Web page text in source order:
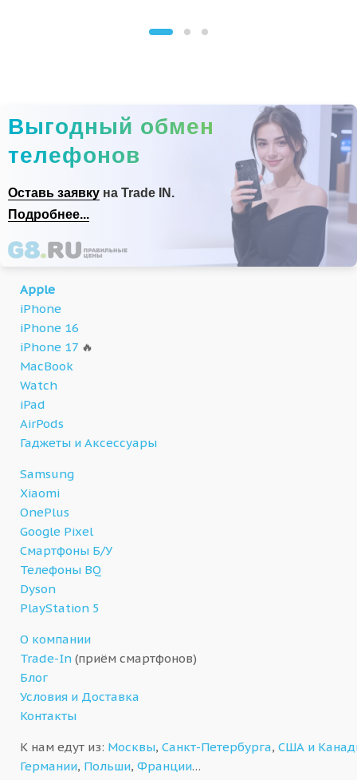
Выгодный обмен
телефонов
Оставь заявку на Trade IN.
Подробнее...
Apple
iPhone
iPhone 16
iPhone 17 🔥
MacBook
Watch
iPad
AirPods
Гаджеты и Аксессуары
Samsung
Xiaomi
OnePlus
Google Pixel
Смартфоны Б/У
Телефоны BQ
Dyson
PlayStation 5
О компании
Trade-In (приём смартфонов)
Блог
Условия и Доставка
Контакты
К нам едут из: Москвы, Санкт-Петербурга, США и
Германии, Польши, Франции…